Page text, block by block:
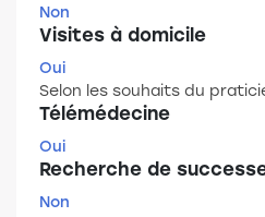
Non
Visites à domicile
Oui
Selon les souhaits du
Télémédecine
Oui
Recherche de
Non